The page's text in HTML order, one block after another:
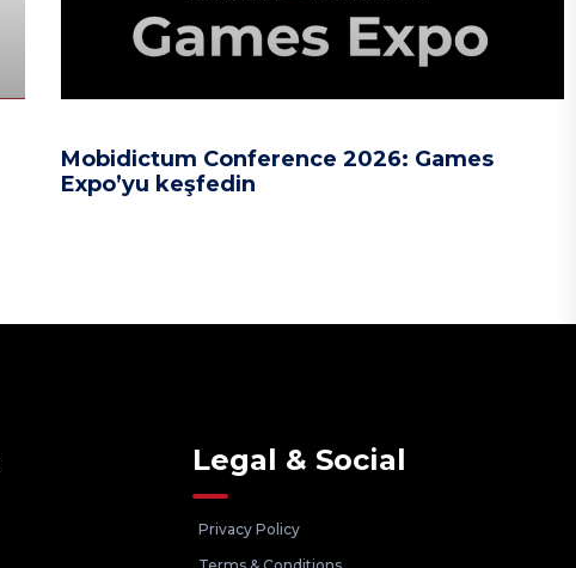
Mobidictum Conference 2026: Games
Expo’yu keşfedin
Legal & Social
Privacy Policy